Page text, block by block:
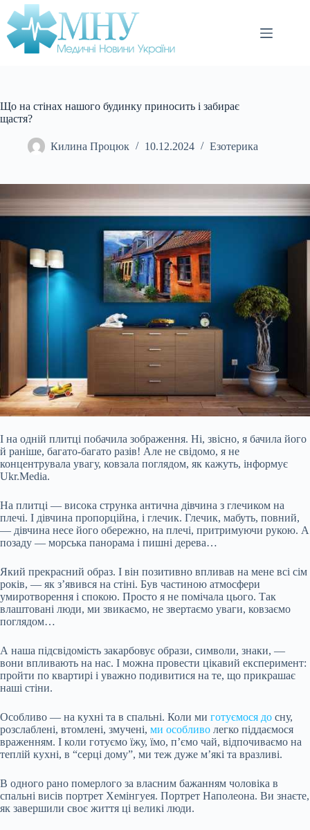
Перейти
до
вмісту
Що на стінах нашого будинку приносить і забирає
щастя?
Килина Процюк 10.12.2024 Езотерика
І на одній плитці побачила зображення. Ні, звісно, я бачила його
й раніше, багато-багато разів! Але не свідомо, я не
концентрувала увагу, ковзала поглядом, як кажуть, інформує
Ukr.Media.
На плитці — висока струнка антична дівчина з глечиком на
плечі. І дівчина пропорційна, і глечик. Глечик, мабуть, повний,
— дівчина несе його обережно, на плечі, притримуючи рукою. А
позаду — морська панорама і пишні дерева…
Який прекрасний образ. І він позитивно впливав на мене всі сім
років, — як з’явився на стіні. Був частиною атмосфери
умиротворення і спокою. Просто я не помічала цього. Так
влаштовані люди, ми звикаємо, не звертаємо уваги, ковзаємо
поглядом…
А наша підсвідомість закарбовує образи, символи, знаки, —
вони впливають на нас. І можна провести цікавий експеримент:
пройти по квартирі і уважно подивитися на те, що прикрашає
наші стіни.
Особливо — на кухні та в спальні. Коли ми готуємося до сну,
розслаблені, втомлені, змучені, ми особливо легко піддаємося
враженням. І коли готуємо їжу, їмо, п’ємо чай, відпочиваємо на
теплій кухні, в “серці дому”, ми теж дуже м’які та вразливі.
В одного рано померлого за власним бажанням чоловіка в
спальні висів портрет Хемінгуея. Портрет Наполеона. Ви знаєте,
як завершили своє життя ці великі люди.